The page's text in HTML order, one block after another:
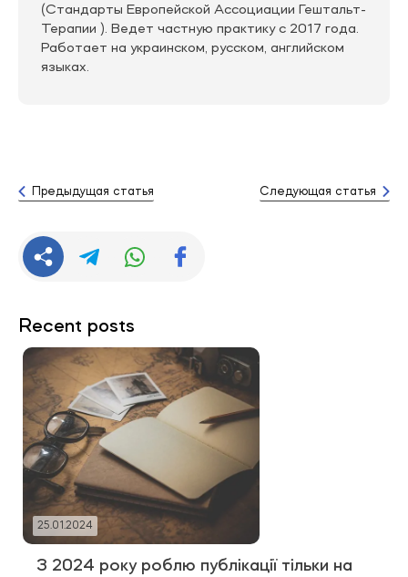
(Стандарты Европейской Ассоциации Гештальт-
Терапии ). Ведет частную практику с 2017 года.
Работает на украинском, русском, английском
языках.
Предыдущая статья Следующая статья
Recent posts
25.01.2024
З 2024 року роблю публікації тільки на